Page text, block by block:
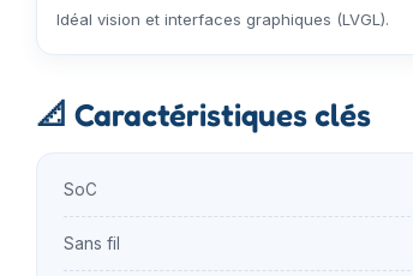
Idéal vision et interfaces graphiques (LVGL).
📐 Caractéristiques clés
SoC
Sans fil